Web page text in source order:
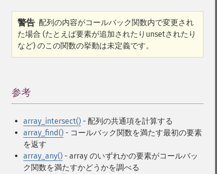
警告 配列の内容がコールバック関数内で変更され
た場合 (たとえば要素が追加されたりunsetされたり
など) のこの関数の挙動は未定義です。
参考
array_intersect() - 配列の共通項を計算する
array_find() - コールバック関数を満たす最初の要素
を返す
array_any() - array のいずれかの要素がコールバッ
ク関数を満たすかどうかを調べる